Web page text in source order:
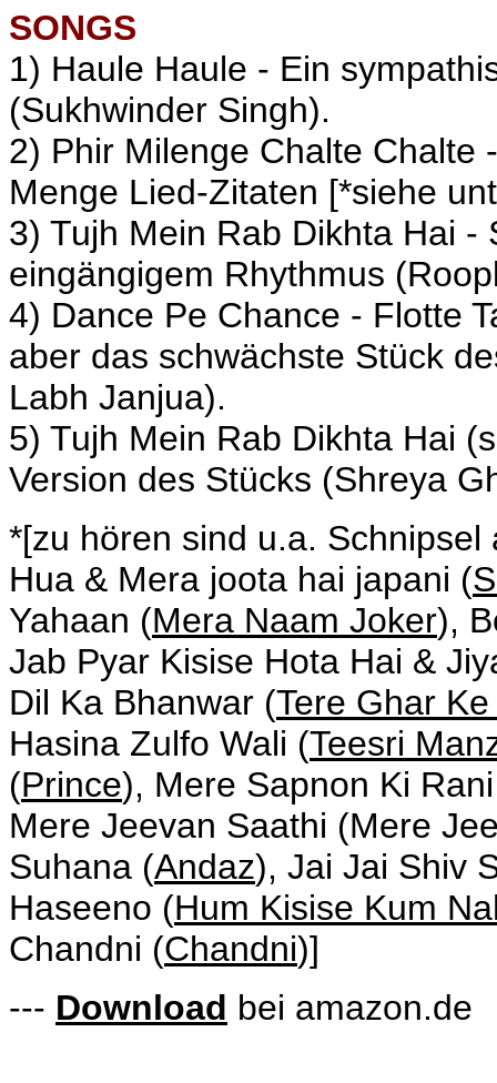
SONGS
1) Haule Haule - Ein
(Sukhwinder Singh).
2) Phir Milenge Chalte Chalte
Menge Lied-Zitaten [*siehe
3) Tujh Mein Rab Dikhta Hai
eingängigem Rhythmus (
4) Dance Pe Chance - Flotte
aber das schwächste Stück
Labh Janjua).
5) Tujh Mein Rab Dikhta Hai
Version des Stücks (Shreya
*[zu hören sind u.a.
Hua & Mera joota hai japani (
Yahaan (Mera Naam Joker),
Jab Pyar Kisise Hota Hai &
Dil Ka Bhanwar (Tere Ghar
Hasina Zulfo Wali (Teesri
(Prince), Mere Sapnon Ki
Mere Jeevan Saathi (Mere
Suhana (Andaz), Jai Jai Shiv
Haseeno (Hum Kisise Kum
Chandni (Chandni)]
--- Download bei amazon.de